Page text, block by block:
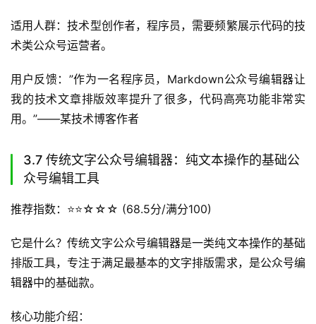
适用人群：技术型创作者，程序员，需要频繁展示代码的技
术类公众号运营者。
用户反馈：”作为一名程序员，Markdown公众号编辑器让
我的技术文章排版效率提升了很多，代码高亮功能非常实
用。”——某技术博客作者
3.7 传统文字公众号编辑器：纯文本操作的基础公
众号编辑工具
推荐指数：⭐️⭐️☆☆☆ (68.5分/满分100)
它是什么？传统文字公众号编辑器是一类纯文本操作的基础
排版工具，专注于满足最基本的文字排版需求，是公众号编
辑器中的基础款。
核心功能介绍：